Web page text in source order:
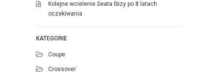
Kolejne wcielenie Seata Ibizy po 8 latach
oczekiwania
KATEGORIE
Coupe
Crossover